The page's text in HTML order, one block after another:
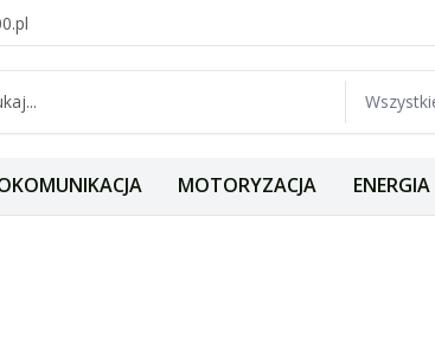
MOTORYZACJA